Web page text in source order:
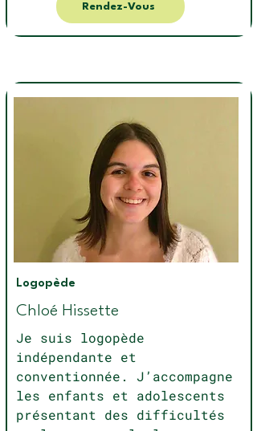
Rendez-Vous
Logopède
Chloé Hissette
Je suis logopède
indépendante et
conventionnée. J’accompagne
les enfants et adolescents
présentant des difficultés